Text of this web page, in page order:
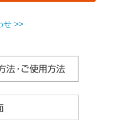
せ >>